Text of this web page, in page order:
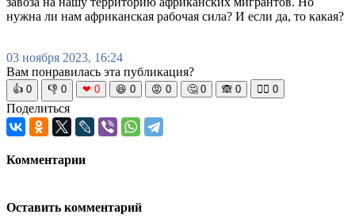
нужна ли нам африканская рабочая сила? И если да, то какая?
03 ноября 2023, 16:24
Вам понравилась эта публикация?
👍 0 👎 0 ❤ 0 😆 0 😡 0 🤔 0 🙈 0 🧘‍♀️ 0
Поделиться
Комментарии
Оставить комментарий